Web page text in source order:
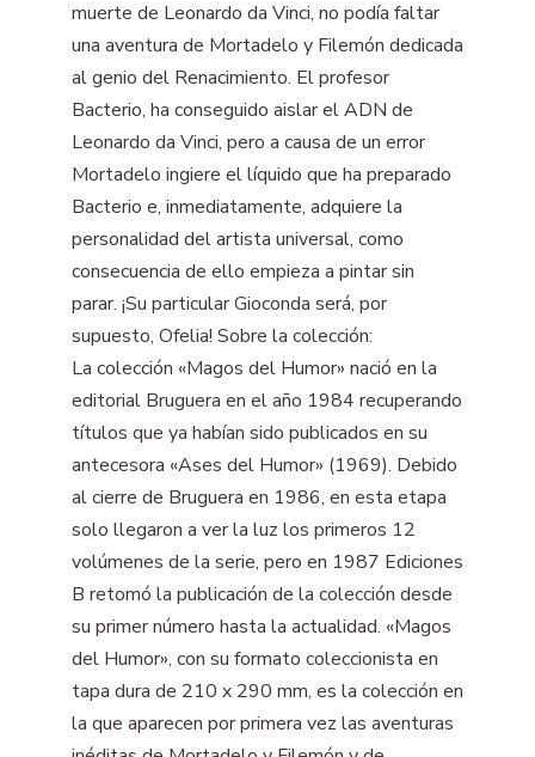
muerte de Leonardo da Vinci, no podía faltar
una aventura de Mortadelo y Filemón dedicada
al genio del Renacimiento. El profesor
Bacterio, ha conseguido aislar el ADN de
Leonardo da Vinci, pero a causa de un error
Mortadelo ingiere el líquido que ha preparado
Bacterio e, inmediatamente, adquiere la
personalidad del artista universal, como
consecuencia de ello empieza a pintar sin
parar. ¡Su particular Gioconda será, por
supuesto, Ofelia! Sobre la colección:
La colección «Magos del Humor» nació en la
editorial Bruguera en el año 1984 recuperando
títulos que ya habían sido publicados en su
antecesora «Ases del Humor» (1969). Debido
al cierre de Bruguera en 1986, en esta etapa
solo llegaron a ver la luz los primeros 12
volúmenes de la serie, pero en 1987 Ediciones
B retomó la publicación de la colección desde
su primer número hasta la actualidad. «Magos
del Humor», con su formato coleccionista en
tapa dura de 210 x 290 mm, es la colección en
la que aparecen por primera vez las aventuras